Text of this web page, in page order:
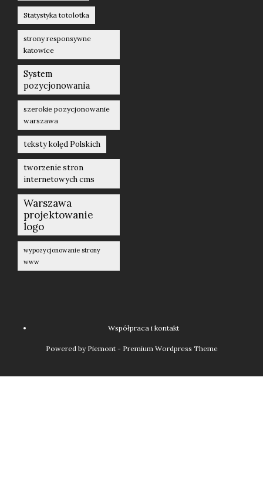
Statystyka totolotka
strony responsywne
katowice
System
pozycjonowania
szerokie pozycjonowanie
warszawa
teksty kolęd Polskich
tworzenie stron
internetowych cms
Warszawa
projektowanie
logo
wypozycjonowanie strony
www
Współpraca i kontakt
Powered by Piemont - Premium Wordpress Theme